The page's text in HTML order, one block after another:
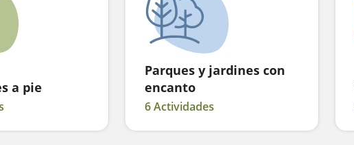
a pie
Parques y jardines con
encanto
6 Actividades